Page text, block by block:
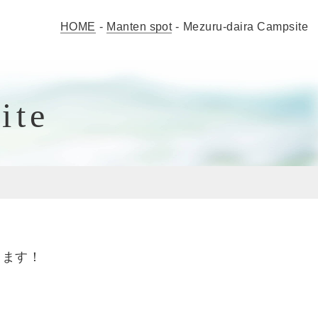
HOME - Manten spot - Mezuru-daira Campsite
す！